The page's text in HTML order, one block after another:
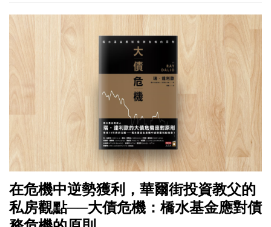
在危機中逆勢獲利，華爾街投資教父的
私房觀點──大債危機：橋水基金應對債